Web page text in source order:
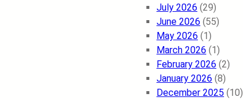
July 2026 (29)
June 2026 (55)
May 2026 (1)
March 2026 (1)
February 2026 (2)
January 2026 (8)
December 2025 (10)